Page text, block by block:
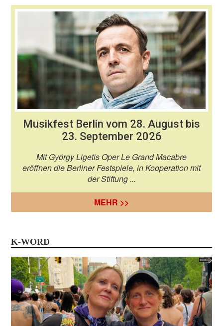
Musikfest Berlin vom 28. August bis
23. September 2026
Mit György Ligetis Oper Le Grand Macabre
eröffnen die Berliner Festspiele, in Kooperation mit
der Stiftung ...
MEHR >>
K-WORD